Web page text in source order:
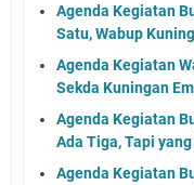
Agenda Kegiatan
Satu, Wabup
Agenda Kegiatan
Sekda Kuningan
Agenda Kegiatan
Ada Tiga, Tapi
Agenda Kegiatan